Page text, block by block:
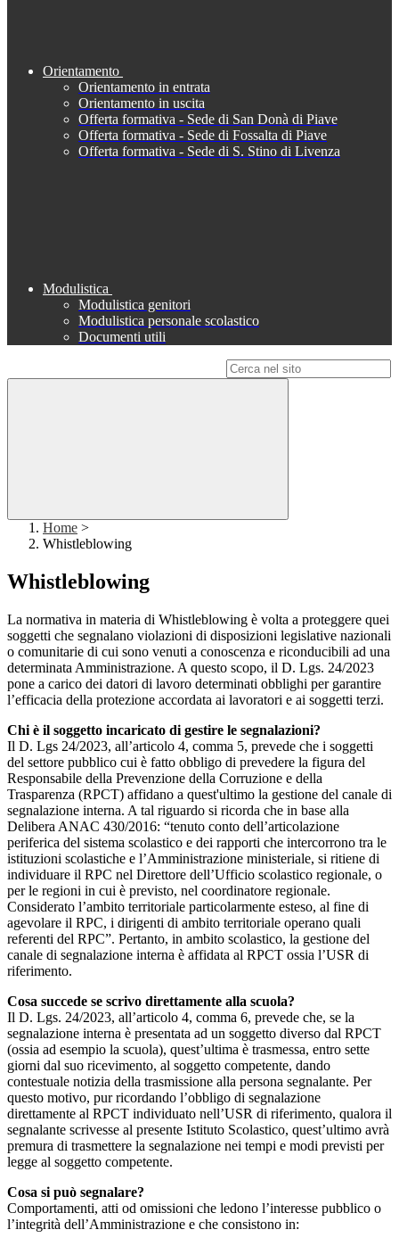
Orientamento
Orientamento in entrata
Orientamento in uscita
Offerta formativa - Sede di San Donà di Piave
Offerta formativa - Sede di Fossalta di Piave
Offerta formativa - Sede di S. Stino di Livenza
Modulistica
Modulistica genitori
Modulistica personale scolastico
Documenti utili
Home >
Whistleblowing
Whistleblowing
La normativa in materia di Whistleblowing è volta a proteggere quei
soggetti che segnalano violazioni di disposizioni legislative nazionali
o comunitarie di cui sono venuti a conoscenza e riconducibili ad una
determinata Amministrazione. A questo scopo, il D. Lgs. 24/2023
pone a carico dei datori di lavoro determinati obblighi per garantire
l’efficacia della protezione accordata ai lavoratori e ai soggetti terzi.
Chi è il soggetto incaricato di gestire le segnalazioni?
Il D. Lgs 24/2023, all’articolo 4, comma 5, prevede che i soggetti
del settore pubblico cui è fatto obbligo di prevedere la figura del
Responsabile della Prevenzione della Corruzione e della
Trasparenza (RPCT) affidano a quest'ultimo la gestione del canale di
segnalazione interna. A tal riguardo si ricorda che in base alla
Delibera ANAC 430/2016: “tenuto conto dell’articolazione
periferica del sistema scolastico e dei rapporti che intercorrono tra le
istituzioni scolastiche e l’Amministrazione ministeriale, si ritiene di
individuare il RPC nel Direttore dell’Ufficio scolastico regionale, o
per le regioni in cui è previsto, nel coordinatore regionale.
Considerato l’ambito territoriale particolarmente esteso, al fine di
agevolare il RPC, i dirigenti di ambito territoriale operano quali
referenti del RPC”. Pertanto, in ambito scolastico, la gestione del
canale di segnalazione interna è affidata al RPCT ossia l’USR di
riferimento.
Cosa succede se scrivo direttamente alla scuola?
Il D. Lgs. 24/2023, all’articolo 4, comma 6, prevede che, se la
segnalazione interna è presentata ad un soggetto diverso dal RPCT
(ossia ad esempio la scuola), quest’ultima è trasmessa, entro sette
giorni dal suo ricevimento, al soggetto competente, dando
contestuale notizia della trasmissione alla persona segnalante. Per
questo motivo, pur ricordando l’obbligo di segnalazione
direttamente al RPCT individuato nell’USR di riferimento, qualora il
segnalante scrivesse al presente Istituto Scolastico, quest’ultimo avrà
premura di trasmettere la segnalazione nei tempi e modi previsti per
legge al soggetto competente.
Cosa si può segnalare?
Comportamenti, atti od omissioni che ledono l’interesse pubblico o
l’integrità dell’Amministrazione e che consistono in: